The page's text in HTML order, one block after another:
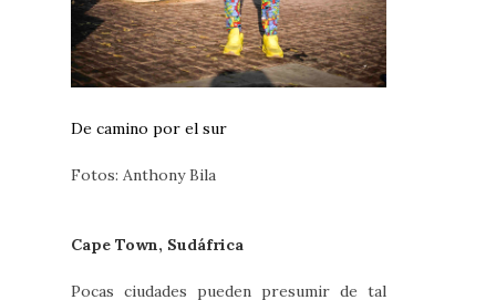
De camino por el sur
Fotos: Anthony Bila
Cape Town, Sudáfrica
Pocas ciudades pueden presumir de tal